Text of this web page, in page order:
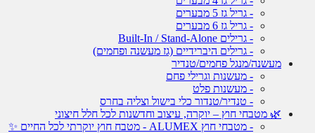
- גריל גז 5 מבערים
- גריל גז 6 מבערים
- גרילים Built-In / Stand-Alone
- גרילים היברידיים (גז מעשנה ופחמים)
מעשנה/מנגל פחמים/טנדיר
- מעשנות וגרילי פחם
- מעשנות פלט
- טנדיר/טנדור כלי בישול וצליה בחרס
🌿 מטבחי חוץ – יוקרה, עיצוב וחדשנות לכל חלל חיצוני
- מטבחי חוץ ALUMEX - מטבח חוץ יוקרתי לכל החיים ✨